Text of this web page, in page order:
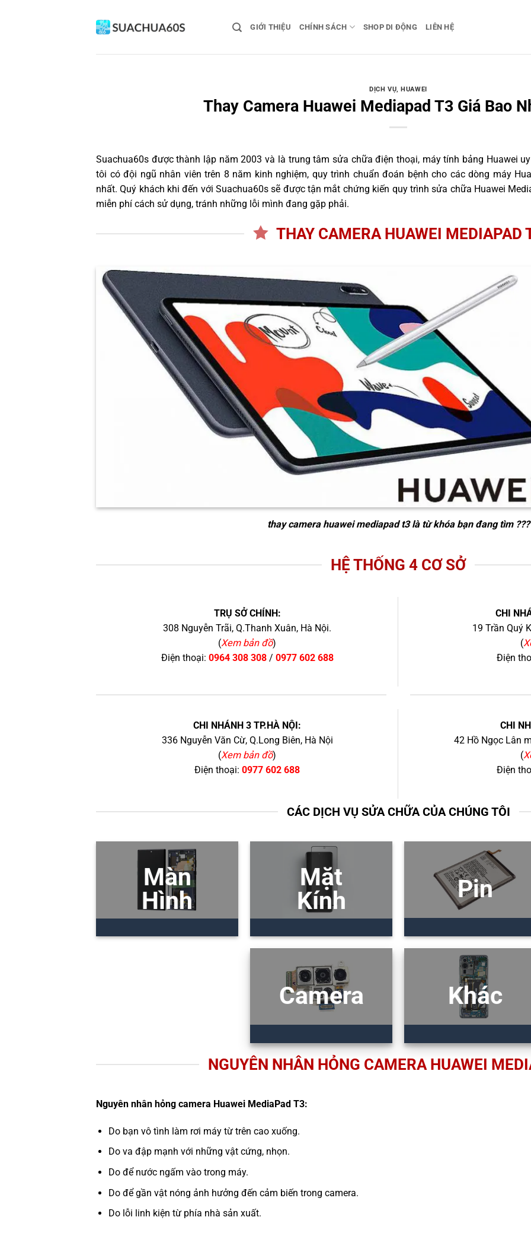
GIỚI THIỆU CHÍNH SÁCH SHOP DI ĐỘNG LIÊN HỆ
DỊCH VỤ, HUAWEI
Thay Camera Huawei Mediapad T3 Giá Bao
Suachua60s được thành lập năm 2003 và là trung tâm sửa chữa điện thoại, máy tính bảng Huawei
tôi có đội ngũ nhân viên trên 8 năm kinh nghiệm, quy trình chuẩn đoán bệnh cho các dòng máy
nhất. Quý khách khi đến với Suachua60s sẽ được tận mắt chứng kiến quy trình sửa chữa Huawei
miễn phí cách sử dụng, tránh những lỗi mình đang gặp phải.
THAY CAMERA HUAWEI MEDIAPAD
thay camera huawei mediapad t3là từ khóa bạn đang tìm ???
HỆ THỐNG 4 CƠ SỞ
TRỤ SỞ CHÍNH:
308 Nguyễn Trãi, Q.Thanh Xuân, Hà Nội.
(Xem bản đồ)
Điện thoại: 0964 308 308/ 0977 602 688
CHI
19 Trần Quý
(
Điện
CHI NHÁNH 3 TP.HÀ NỘI:
336 Nguyễn Văn Cừ, Q.Long Biên, Hà Nội
(Xem bản đồ)
Điện thoại: 0977 602 688
CHI
42 Hồ Ngọc Lân
(
Điện
CÁC DỊCH VỤ SỬA CHỮA CỦA CHÚNG TÔI
Màn
Hình
Mặt
Kính
Pin
Camera Khác
NGUYÊN NHÂN HỎNG CAMERA HUAWEI
Nguyên nhân hỏng camera Huawei MediaPad T3:
Do bạn vô tình làm rơi máy từ trên cao xuống.
Do va đập mạnh với những vật cứng, nhọn.
Do để nước ngấm vào trong máy.
Do để gần vật nóng ảnh hưởng đến cảm biến trong camera.
Do lỗi linh kiện từ phía nhà sản xuất.